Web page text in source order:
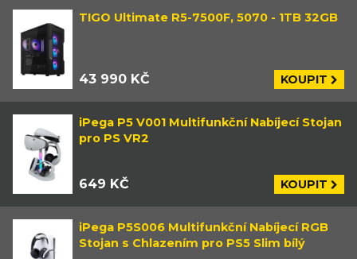
TIGO Ultimate R5-7500F, 5070 - 1TB 32GB
43 990 KČ KOUPIT
iPega P5 V001 Multifunkční Nabíjecí Stojan
pro PS VR2
649 KČ KOUPIT
iPega P5S006 Multifunkční Nabíjecí RGB
Stojan s Chlazením pro PS5 Slim bílý